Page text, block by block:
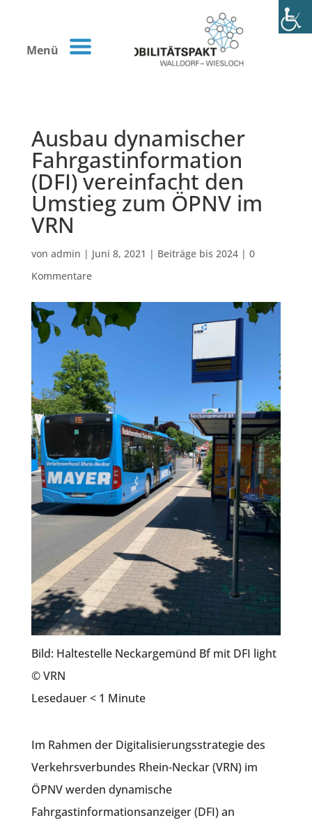
Menü
Ausbau dynamischer
Fahrgastinformation
(DFI) vereinfacht den
Umstieg zum ÖPNV im
VRN
von admin | Juni 8, 2021 | Beiträge bis 2024| 0
Kommentare
Bild: Haltestelle Neckargemünd Bf mit DFI light
© VRN
Lesedauer< 1 Minute
Im Rahmen der Digitalisierungsstrategie des
Verkehrsverbundes Rhein-Neckar (VRN) im
ÖPNV werden dynamische
Fahrgastinformationsanzeiger (DFI) an